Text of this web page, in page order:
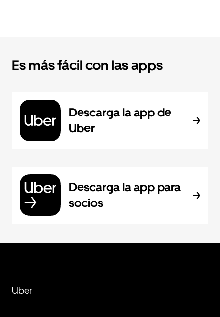
Es más fácil con las apps
Descarga la app de
Uber
Descarga la app para
socios
Uber